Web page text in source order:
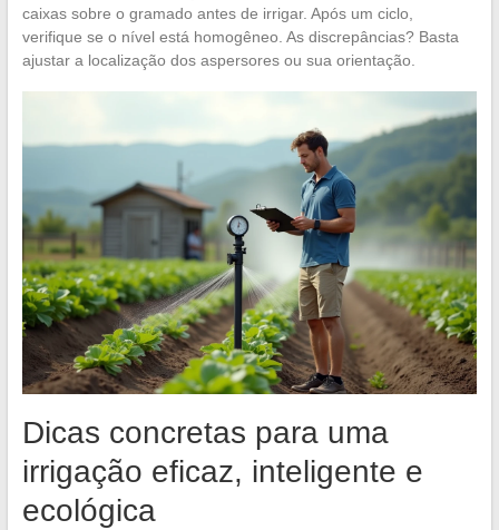
caixas sobre o gramado antes de irrigar. Após um ciclo,
verifique se o nível está homogêneo. As discrepâncias? Basta
ajustar a localização dos aspersores ou sua orientação.
Dicas concretas para uma
irrigação eficaz, inteligente e
ecológica